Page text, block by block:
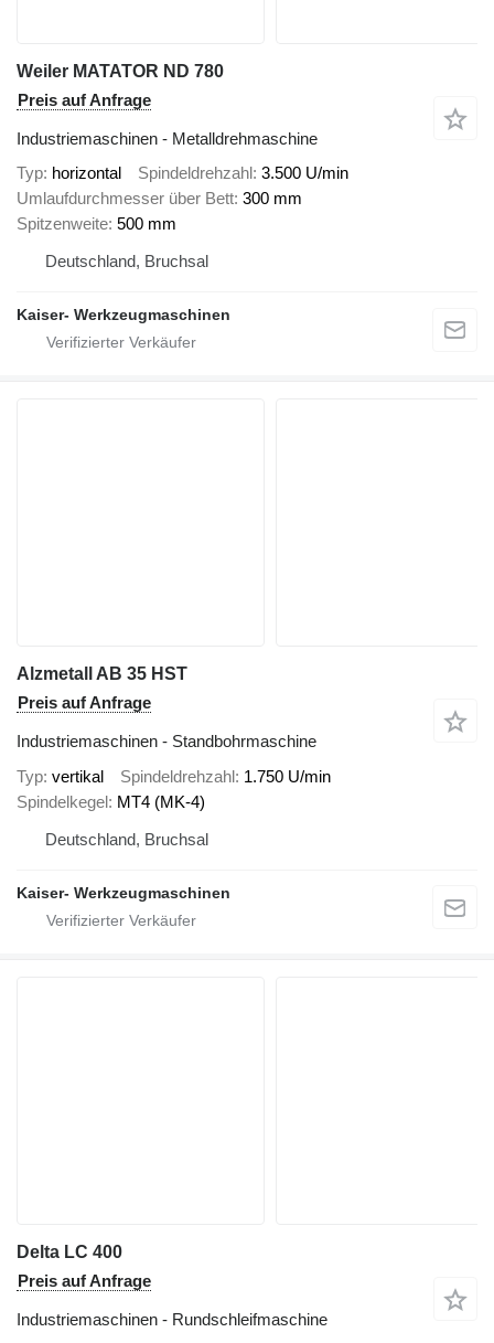
Weiler MATATOR ND 780
Preis auf Anfrage
Industriemaschinen - Metalldrehmaschine
Typ horizontal Spindeldrehzahl 3.500 U/min
Umlaufdurchmesser über Bett 300 mm
Spitzenweite 500 mm
Deutschland, Bruchsal
Kaiser- Werkzeugmaschinen
Alzmetall AB 35 HST
Preis auf Anfrage
Industriemaschinen - Standbohrmaschine
Typ vertikal Spindeldrehzahl 1.750 U/min
Spindelkegel MT4 (MK-4)
Deutschland, Bruchsal
Kaiser- Werkzeugmaschinen
Delta LC 400
Preis auf Anfrage
Industriemaschinen - Rundschleifmaschine